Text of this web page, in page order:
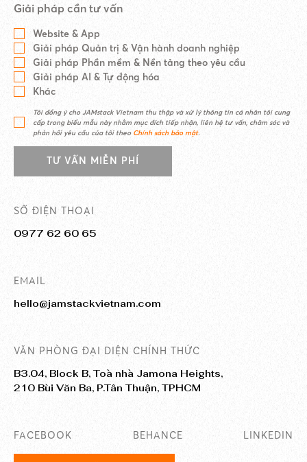
Giải pháp cần tư vấn
Website & App
Giải pháp Quản trị & Vận hành doanh nghiệp
Giải pháp Phần mềm & Nền tảng theo yêu cầu
Giải pháp AI & Tự động hóa
Khác
Tôi đồng ý cho JAMstack Vietnam thu thập và xử lý thông tin cá nhân tôi cung
cấp trong biểu mẫu này nhằm mục đích tiếp nhận, liên hệ tư vấn, chăm sóc và
phản hồi yêu cầu của tôi theo Chính sách bảo mật.
TƯ VẤN MIỄN PHÍ
SỐ ĐIỆN THOẠI
0977 62 60 65
EMAIL
hello@jamstackvietnam.com
VĂN PHÒNG ĐẠI DIỆN CHÍNH THỨC
B3.04, Block B, Toà nhà Jamona Heights,
210 Bùi Văn Ba, P.Tân Thuận, TPHCM
FACEBOOK BEHANCE LINKEDIN